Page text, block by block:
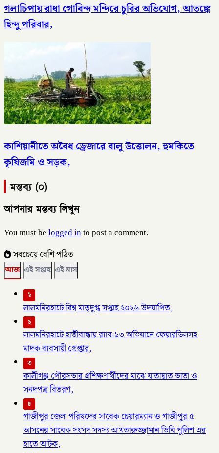
গলাচিপায় রাধা গোবিন্দ মন্দিরে চুরির অভিযোগ, আতঙ্কে
হিন্দু পরিবার,
কাশিয়ানীতে অবৈধ ড্রেজারে বালু উত্তোলন, হুমকিতে
কৃষিজমি ও সড়ক,
মন্তব্য (০)
আপনার মন্তব্য লিখুন
You must belogged into post a comment.
সবচেয়ে বেশি পঠিত
আজ এই সপ্তাহ এই মাস
১
লালমনিরহাটে বিশ্ব মাতৃদুগ্ধ সপ্তাহ ২০২৬ উদযাপিত,
২
লালমনিরহাটে হাতীবান্ধায় র‌্যাব-১৩ অভিযানে ফেয়ারডিলসহ
মাদক ব্যবসায়ী গ্রেপ্তার,
৩
কালীগঞ্জ পৌরসভার প্রশিক্ষণার্থীদের মাঝে যাতায়াত ভাতা ও
সনদপত্র বিতরণ,
৪
গাজীপুর জেলা পরিষদের সাবেক চেয়ারম্যান ও গাজীপুর ৫
আসনের সাবেক সংসদ সদস্য আখতারুজ্জামান ডিবি পুলিশ এর
হাতে আটক,